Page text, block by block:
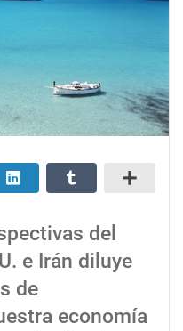
del
e Irán diluye
de
economía